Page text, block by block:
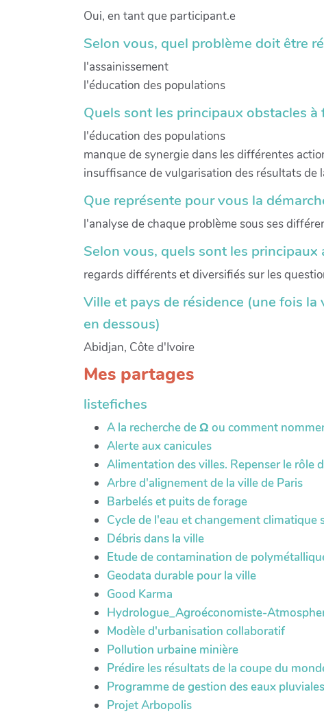
Oui, en tant que participant.e
Selon vous, quel problème doit être
l'assainissement
l'éducation des populations
Quels sont les principaux obstacles à
l'éducation des populations
manque de synergie dans les différentes
insuffisance de vulgarisation des résultats de
Que représente pour vous la
l'analyse de chaque problème sous ses
Selon vous, quels sont les
regards différents et diversifiés sur les
Ville et pays de résidence (une fois
en dessous)
Abidjan, Côte d'Ivoire
Mes partages
listefiches
A la recherche de Ω ou comment
Alerte aux canicules
Alimentation des villes. Repenser le rôle
Arbre d'alignement de la ville de Paris
Barbelés et puits de forage
Cycle de l'eau et changement climatique
Débris dans la ville
Etude de contamination de
Geodata durable pour la ville
Good Karma
Hydrologue_Agroéconomiste-
Modèle d'urbanisation collaboratif
Pollution urbaine minière
Prédire les résultats de la coupe du
Programme de gestion des eaux
Projet Arbopolis